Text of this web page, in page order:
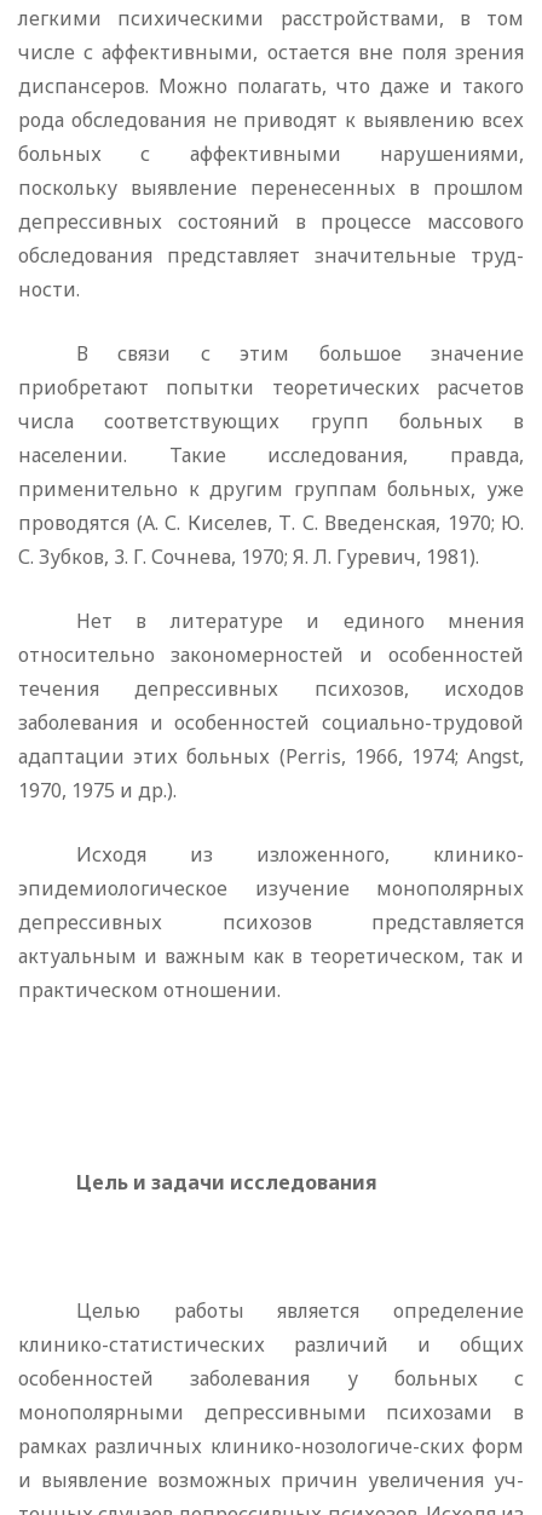
легкими психиче­скими расстройствами, в том
числе с аффективными, остается вне поля зрения
диспансеров. Можно полагать, что даже и та­кого
рода обследования не приводят к выявлению всех
боль­ных с аффективными нарушениями,
поскольку выявление перенесенных в прошлом
депрессивных состояний в процессе массового
обследования представляет значительные труд­
ности.
В связи с этим большое значение
приобретают попытки теоретических расчетов
числа соответствующих групп боль­ных в
населении. Такие исследования, правда,
применительно к другим группам больных, уже
проводятся (А. С. Киселев, Т. С. Введенская, 1970; Ю.
С. Зубков, 3. Г. Сочнева, 1970; Я. Л. Гуревич, 1981).
Нет в литературе и единого мнения
относительно законо­мерностей и особенностей
течения депрессивных психозов, исходов
заболевания и особенностей социально-трудовой
адаптации этих больных (Perris, 1966, 1974; Angst,
1970, 1975 и др.).
Исходя из изложенного, клинико-
эпидемиологическое изучение монополярных
депрессивных психозов представляет­ся
актуальным и важным как в теоретическом, так и
прак­тическом отношении.
Цель и задачи исследования
Целью работы является оп­ределение
клинико-статистических различий и общих
особен­ностей заболевания у больных с
монополярными депрессив­ными психозами в
рамках различных клинико-нозологиче-ских форм
и выявление возможных причин увеличения уч­